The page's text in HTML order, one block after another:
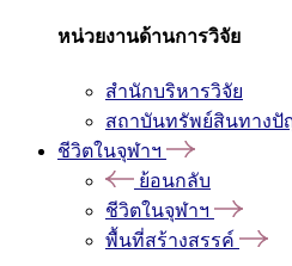
หน่วยงานด้านการวิจัย
สำนักบริหารวิจัย
สถาบันทรัพย์สินทาง
ชีวิตในจุฬาฯ
ย้อนกลับ
ชีวิตในจุฬาฯ
พื้นที่สร้างสรรค์